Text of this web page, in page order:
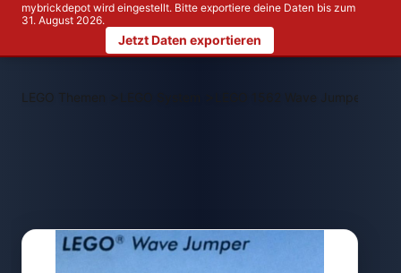
mybrickdepot wird eingestellt. Bitte exportiere deine Daten bis zum
31. August 2026.
Jetzt Daten exportieren
LEGO Themen > LEGO 1562 Wave Jumper